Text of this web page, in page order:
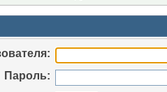
Пароль: